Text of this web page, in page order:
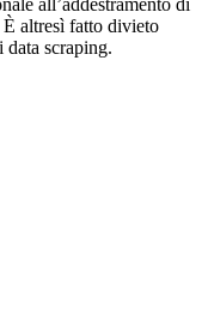
all’addestramento di
altresì fatto divieto
data scraping.